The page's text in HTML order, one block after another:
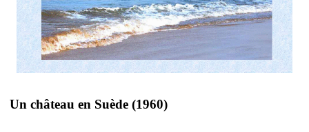
Un château en Suède (1960)